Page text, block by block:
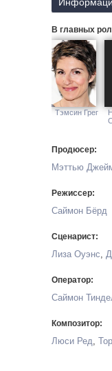
В главных
Тэмсин Грег
Продюсер:
Мэттью
Режиссер:
Саймон Бёрд
Сценарист:
Лиза Оуэнс,
Оператор:
Саймон
Композитор:
Люси Ред,